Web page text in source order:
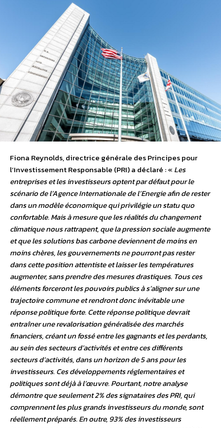
Fiona Reynolds, directrice générale des Principes pour
l’Investissement Responsable (PRI) a déclaré : « Les
entreprises et les investisseurs optent par défaut pour le
scénario de l’Agence Internationale de l’Energie afin de rester
dans un modèle économique qui privilégie un statu quo
confortable. Mais à mesure que les réalités du changement
climatique nous rattrapent, que la pression sociale augmente
et que les solutions bas carbone deviennent de moins en
moins chères, les gouvernements ne pourront pas rester
dans cette position attentiste et laisser les températures
augmenter, sans prendre des mesures drastiques. Tous ces
éléments forceront les pouvoirs publics à s’aligner sur une
trajectoire commune et rendront donc inévitable une
réponse politique forte. Cette réponse politique devrait
entraîner une revalorisation généralisée des marchés
financiers, créant un fossé entre les gagnants et les perdants,
au sein des secteurs d’activités et entre ces différents
secteurs d’activités, dans un horizon de 5 ans pour les
investisseurs. Ces développements réglementaires et
politiques sont déjà à l’œuvre. Pourtant, notre analyse
démontre que seulement 2% des signataires des PRI, qui
comprennent les plus grands investisseurs du monde, sont
réellement préparés. En outre, 93% des investisseurs